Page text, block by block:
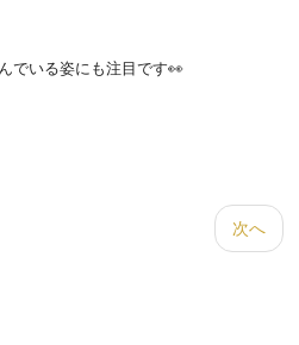
でいる姿にも注目です👀
次へ